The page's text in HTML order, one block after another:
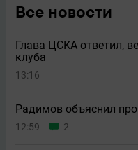
Все новости
Глава ЦСКА ответил,
клуба
13:16
Радимов объяснил
12:59 2